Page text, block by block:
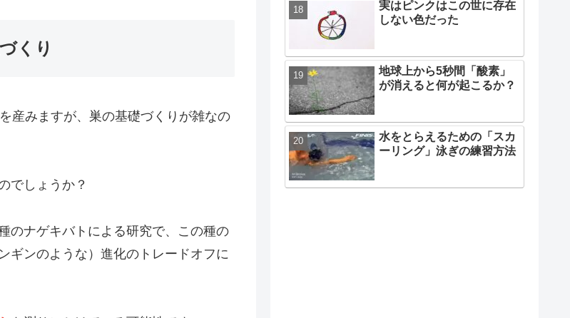
くり
産みますが、巣の基礎づくりが雑なの
でしょうか？
のナゲキバトによる研究で、この種の
ギンのような）進化のトレードオフに
実はピンクはこの世に存在
しない色だった
地球上から5秒間「酸素」
が消えると何が起こるか？
水をとらえるための「スカ
ーリング」泳ぎの練習方法